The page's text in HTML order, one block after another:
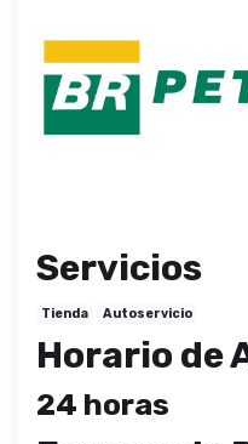
Servicios
Tienda Autoservicio
Horario de
24 horas